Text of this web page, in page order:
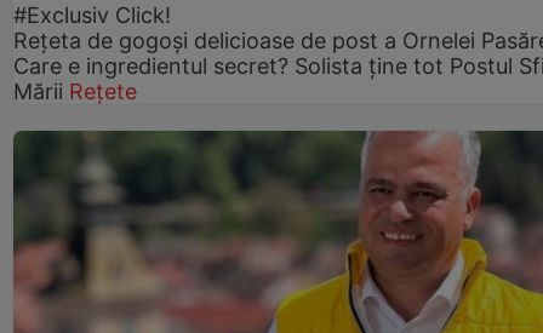
#Exclusiv Click!
Rețeta de gogoşi delicioase de post a Ornelei
Care e ingredientul secret? Solista ține tot Postul
Mării Rețete